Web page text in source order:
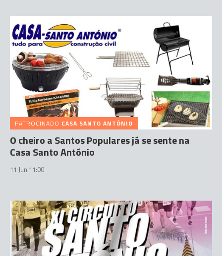
PATROCINADO CASA SANTO ANTÓNIO
O cheiro a Santos Populares já se sente na
Casa Santo António
11 Jun 11:00